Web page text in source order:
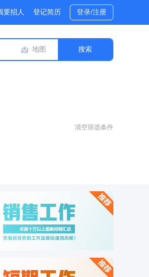
要招人 登记简历 登录/注册
地图
清空筛选条件